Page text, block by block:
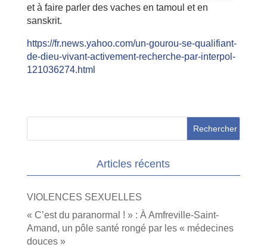
et à faire parler des vaches en tamoul et en
sanskrit.
https://fr.news.yahoo.com/un-gourou-se-qualifiant-
de-dieu-vivant-activement-recherche-par-interpol-
121036274.html
Articles récents
VIOLENCES SEXUELLES
« C’est du paranormal ! » : À Amfreville-Saint-
Amand, un pôle santé rongé par les « médecines
douces »